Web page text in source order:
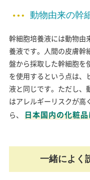
動物由来の幹
幹細胞培養液には動物由
養液です。人間の皮膚幹
盤から採取した幹細胞を
を使用するという点は、
液と同じです。ただし、
はアレルギーリスクが高
ら、
日本国内の化粧
一緒によく